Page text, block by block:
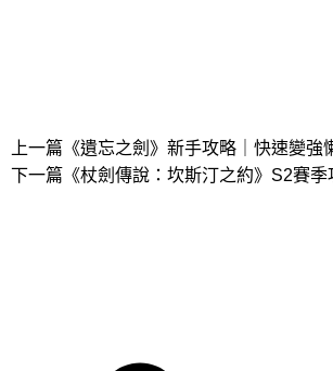
上一篇 《遺忘之劍》新手攻略｜快速變強
下一篇 《杖劍傳說：坎斯汀之約》S2賽季